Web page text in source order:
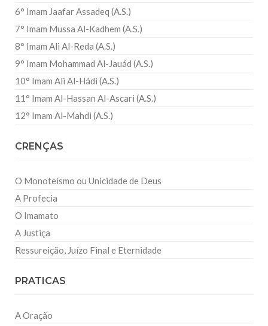
6° Imam Jaafar Assadeq (A.S.)
7° Imam Mussa Al-Kadhem (A.S.)
8° Imam Ali Al-Reda (A.S.)
9° Imam Mohammad Al-Jauád (A.S.)
10° Imam Ali Al-Hádi (A.S.)
11° Imam Al-Hassan Al-Ascari (A.S.)
12° Imam Al-Mahdi (A.S.)
CRENÇAS
O Monoteísmo ou Unicidade de Deus
A Profecia
O Imamato
A Justiça
Ressureição, Juízo Final e Eternidade
PRATICAS
A Oração